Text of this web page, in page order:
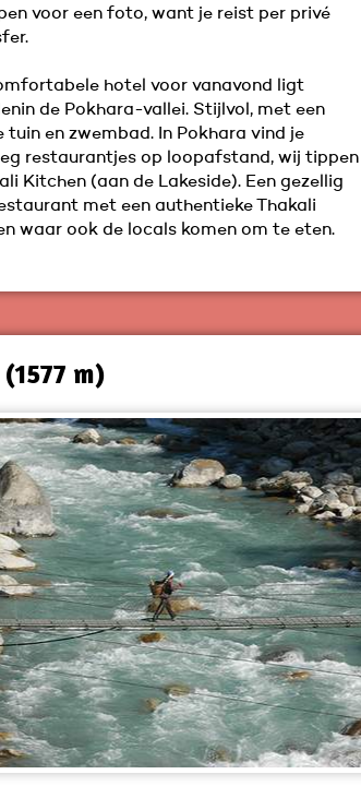
voor een foto, want je reist per privé
hotel voor vanavond ligt
de Pokhara-vallei. Stijlvol, met een
tuin en zwembad. In Pokhara vind je
restaurantjes op loopafstand, wij tippen
Kitchen (aan de Lakeside). Een gezellig
met een authentieke Thakali
waar ook de locals komen om te eten.
m)